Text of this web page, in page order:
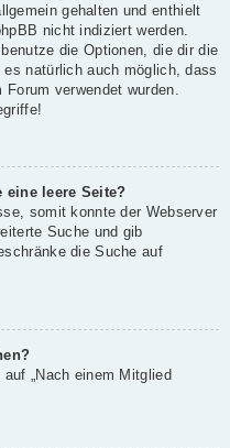
gehalten und enthielt
nicht indiziert werden.
die Optionen, die dir die
natürlich auch möglich, dass
verwendet wurden.
eine leere Seite?
somit konnte der Webserver
Suche und gib
die Suche auf
„Nach einem Mitglied